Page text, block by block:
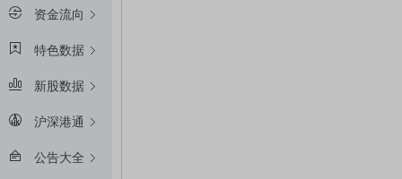
资金流向
特色数据
新股数据
沪深港通
公告大全